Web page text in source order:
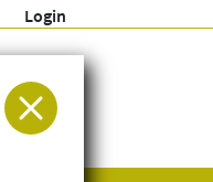
Login
Hilfe